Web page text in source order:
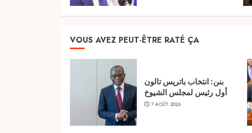
VOUS AVEZ PEUT-ÊTRE RATÉ ÇA
بنن: انتخاب باتريس تالون
أول رئيس لمجلس الشيوخ
7 AOÛT 2026